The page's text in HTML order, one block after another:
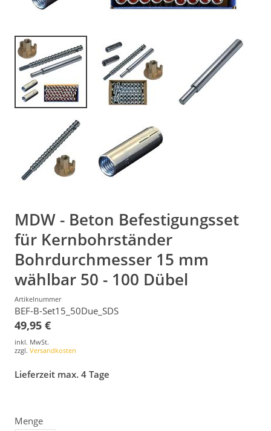
MDW - Beton Befestigungsset
für Kernbohrständer
Bohrdurchmesser 15 mm
wählbar 50 - 100 Dübel
Artikelnummer
BEF-B-Set15_50Due_SDS
49,95 €
inkl. MwSt.
zzgl. Versandkosten
Lieferzeit max. 4 Tage
Menge